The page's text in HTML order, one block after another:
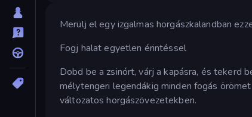
Merülj el egy izgalmas horgászkalandban
Fogj halat egyetlen érintéssel
Dobd be a zsinórt, várj a kapásra, és tekerd
mélytengeri legendákig minden fogás
változatos horgászövezetekben.